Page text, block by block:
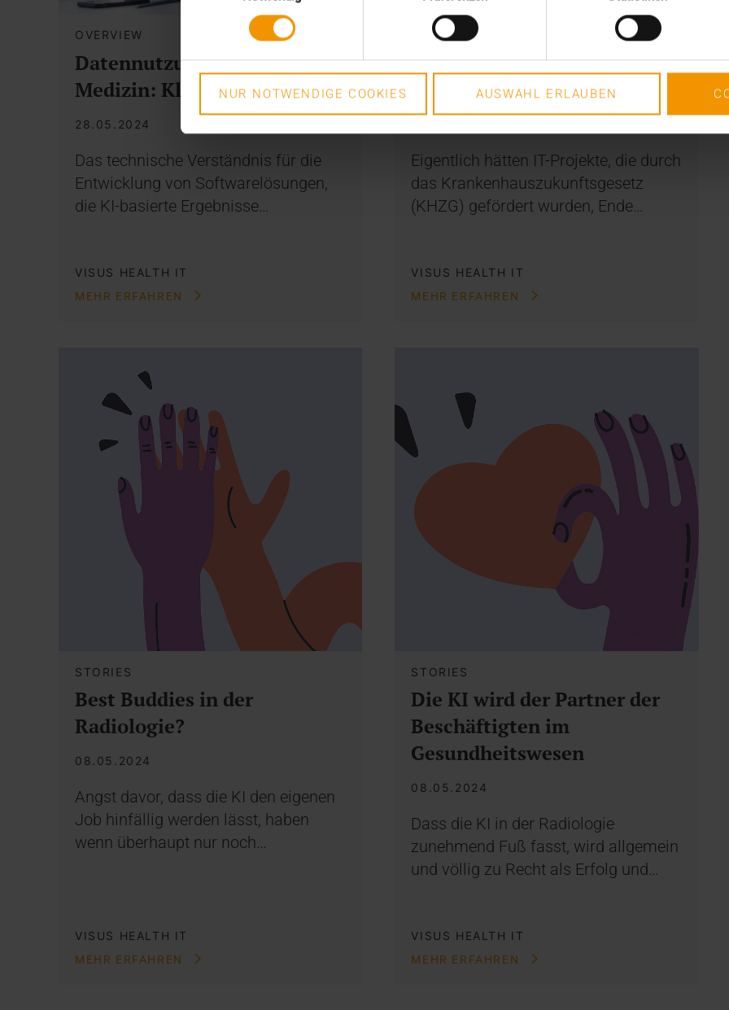
NUR NOTWENDIGE COOKIES AUSWAHL ERLAUBEN
OVERVIEW
Datennutzung in der
Medizin: Klüger mit KI
28.05.2024
Das technische Verständnis für die
Entwicklung von Softwarelösungen,
die KI-basierte Ergebnisse…
VISUS HEALTH IT
MEHR ERFAHREN
OVERVIEW
Krankenhauszukunftsgesetz:
und jetzt?
Eigentlich hätten IT-Projekte, die durch
das Krankenhauszukunftsgesetz
(KHZG) gefördert wurden, Ende…
VISUS HEALTH IT
MEHR ERFAHREN
STORIES
Best Buddies in der
Radiologie?
08.05.2024
Angst davor, dass die KI den eigenen
Job hinfällig werden lässt, haben
wenn überhaupt nur noch…
VISUS HEALTH IT
MEHR ERFAHREN
STORIES
Die KI wird der Partner der
Beschäftigten im
Gesundheitswesen
08.05.2024
Dass die KI in der Radiologie
zunehmend Fuß fasst, wird allgemein
und völlig zu Recht als Erfolg und…
VISUS HEALTH IT
MEHR ERFAHREN